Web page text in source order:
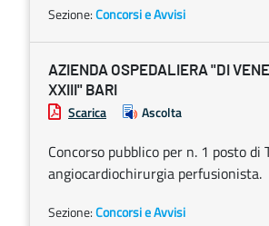
Sezione:Concorsi e Avvisi
AZIENDA OSPEDALIERA "DI
XXIII" BARI
Scarica Ascolta
Concorso pubblico per n. 1 posto di
angiocardiochirurgia perfusionista.
Sezione:Concorsi e Avvisi